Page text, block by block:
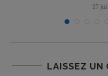
27
LAISSEZ UN